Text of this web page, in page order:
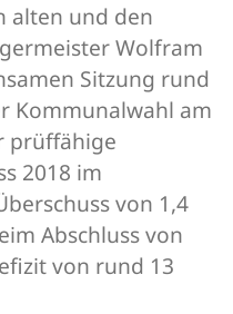
alten und den
Wolfram
Sitzung rund
Kommunalwahl am
prüffähige
2018 im
von 1,4
Abschluss von
von rund 13